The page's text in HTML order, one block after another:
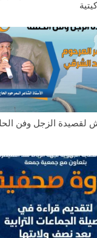
لقصيدة الزجل وفن